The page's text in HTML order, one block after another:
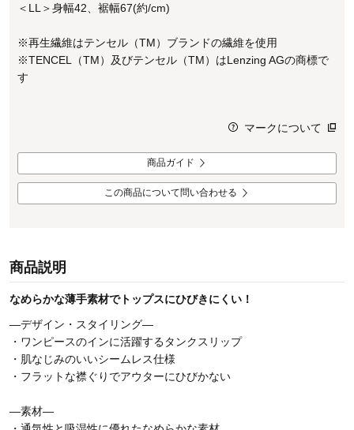
＜LL＞身幅42、裾幅67(約/cm)
※再生繊維はテンセル（TM）ブランドの繊維を使用
※TENCEL（TM）及びテンセル（TM）はLenzing AGの商標で
す
マークについて
商品ガイド
この商品について問い合わせる
商品説明
なめらかな薄手素材でトップスにひびきにくい！
―デザイン・スタイリング―
・ワンピースのインに活躍するタンクスリップ
・肌なじみのいいシームレス仕様
・フラットな襟ぐりでアウターにひびかない
―素材―